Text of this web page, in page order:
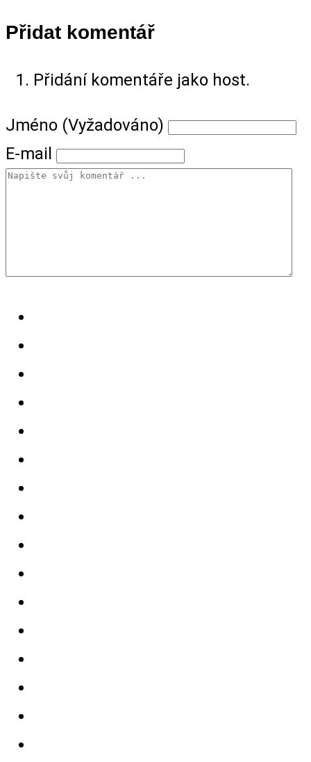
Přidat komentář
Přidání komentáře jako host.
Jméno (Vyžadováno)
E-mail